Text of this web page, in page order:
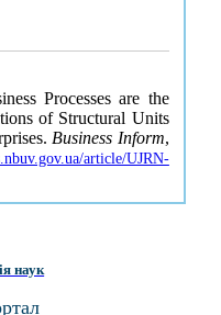
Processes are the
of Structural Units
Business Inform,
article/UJRN-
наук